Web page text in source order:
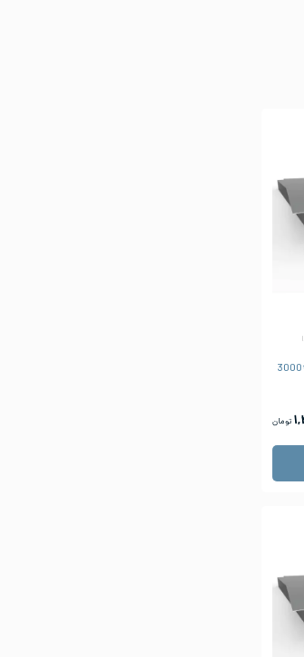
ورق شیت استیل 309S ابعاد 1500*3000
تومان